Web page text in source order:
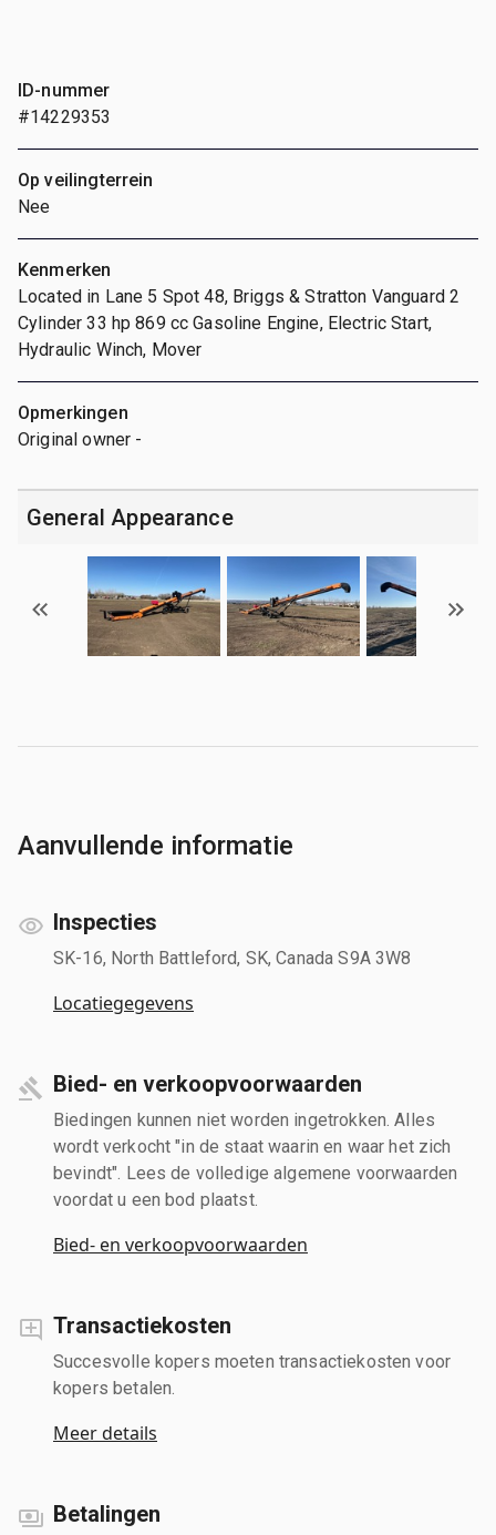
ID-nummer
#14229353
Op veilingterrein
Nee
Kenmerken
Located in Lane 5 Spot 48, Briggs & Stratton Vanguard 2
Cylinder 33 hp 869 cc Gasoline Engine, Electric Start,
Hydraulic Winch, Mover
Opmerkingen
Original owner -
General Appearance
Aanvullende informatie
Inspecties
SK-16, North Battleford, SK, Canada S9A 3W8
Locatiegegevens
Bied- en verkoopvoorwaarden
Biedingen kunnen niet worden ingetrokken. Alles
wordt verkocht "in de staat waarin en waar het zich
bevindt". Lees de volledige algemene voorwaarden
voordat u een bod plaatst.
Bied- en verkoopvoorwaarden
Transactiekosten
Succesvolle kopers moeten transactiekosten voor
kopers betalen.
Meer details
Betalingen